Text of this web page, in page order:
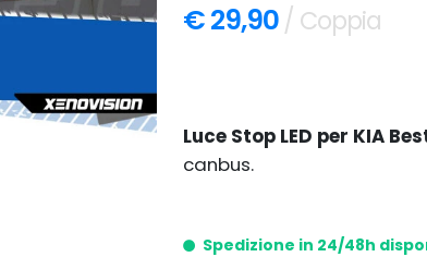
€ 29,90 / Coppia
Luce Stop LED per KIA
canbus.
Spedizione in 24/48h